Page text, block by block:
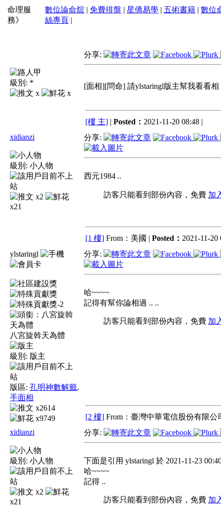
命理服
務》
數位論命舘 | 免費排盤 | 星僑易學 | 五術書籍 | 數位
絲專頁 |
級別: *
x
x
分享:
[面相][問命] 請ylstaringl版主幫我看看
[樓 主] | Posted： 2021-11-20 08:48 |
xidianzi
級別: 小人物
x2
x21
分享:
西元1984 ..
訪客只能看到部份內容，免費 加
[1 樓] From：美國 | Posted： 2021-11-20
ylstaringl
八宮旋斡天為體
級別: 版主
版區: 孔明神數解籤,
手面相
x2614
x9749
分享:
哈~~~~
記得有幫你論相過 .. ..
訪客只能看到部份內容，免費 加
[2 樓] From：臺灣中華電信股份有限公
xidianzi
級別: 小人物
x2
x21
分享:
下面是引用 ylstaringl 於 2021-11-23
哈~~~~
記得 ..
訪客只能看到部份內容，免費 加